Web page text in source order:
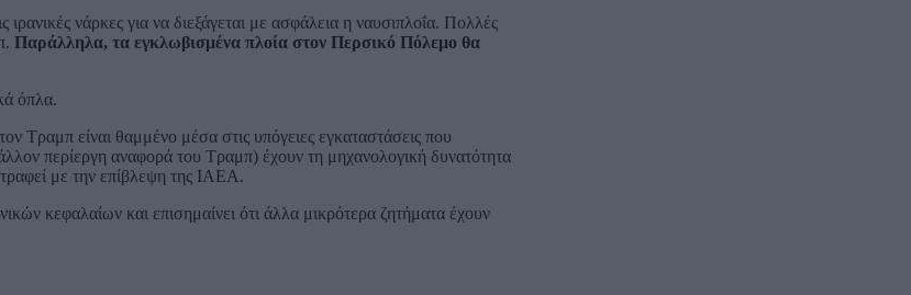
νάρκες για να διεξάγεται με ασφάλεια η ναυσιπλοΐα. Πολλές
Παράλληλα, τα εγκλωβισμένα πλοία στον Περσικό Πόλεμο θα
όπλα.
είναι θαμμένο μέσα στις υπόγειες εγκαταστάσεις που
περίεργη αναφορά του Τραμπ) έχουν τη μηχανολογική δυνατότητα
με την επίβλεψη της ΙΑΕΑ.
κεφαλαίων και επισημαίνει ότι άλλα μικρότερα ζητήματα έχουν